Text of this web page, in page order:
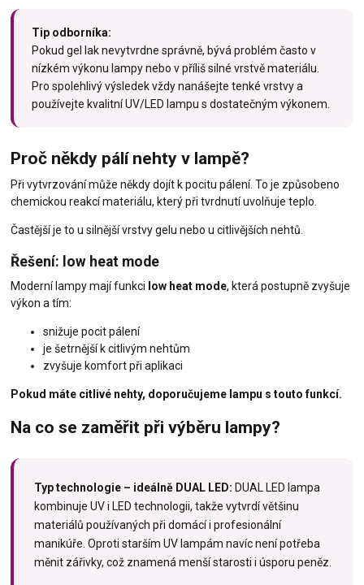
Tip odborníka:
Pokud gel lak nevytvrdne správně, bývá problém často v
nízkém výkonu lampy nebo v příliš silné vrstvě materiálu.
Pro spolehlivý výsledek vždy nanášejte tenké vrstvy a
používejte kvalitní UV/LED lampu s dostatečným výkonem.
Proč někdy pálí nehty v lampě?
Při vytvrzování může někdy dojít k pocitu pálení. To je způsobeno
chemickou reakcí materiálu, který při tvrdnutí uvolňuje teplo.
Častější je to u silnější vrstvy gelu nebo u citlivějších nehtů.
Řešení: low heat mode
Moderní lampy mají funkci low heat mode, která postupně zvyšuje
výkon a tím:
snižuje pocit pálení
je šetrnější k citlivým nehtům
zvyšuje komfort při aplikaci
Pokud máte citlivé nehty, doporučujeme lampu s touto funkcí.
Na co se zaměřit při výběru lampy?
Typ technologie – ideálně DUAL LED: DUAL LED lampa
kombinuje UV i LED technologii, takže vytvrdí většinu
materiálů používaných při domácí i profesionální
manikúře. Oproti starším UV lampám navíc není potřeba
měnit zářivky, což znamená menší starosti i úsporu peněz.